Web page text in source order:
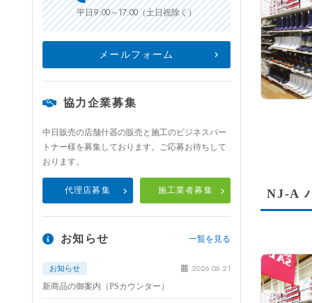
平日9:00～17:00（土日祝除く）
メールフォーム
協力企業募集
中日販売の店舗什器の販売と施工のビジネスパー
トナー様を募集しております。ご応募お待ちして
おります。
代理店募集 施工業者募集
お知らせ 一覧を見る
お知らせ 2026.06.21
新商品の御案内（PSカウンター）
NJ-A